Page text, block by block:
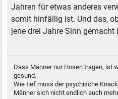
Jahren für etwas anderes
somit hinfällig ist. Und das,
jene drei Jahre Sinn gemacht
Dass Männer nur Hosen tragen, ist
gesund.
Wie tief muss der psychische
Männer sich nicht endlich auch